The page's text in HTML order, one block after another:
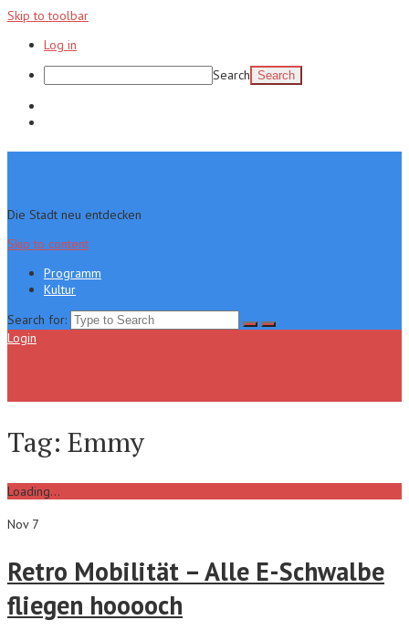
Skip to toolbar
Log in
Search
Die Stadt neu entdecken
Skip to content
Programm
Kultur
Search for:
Login
Tag: Emmy
Loading...
Nov 7
Retro Mobilität – Alle E-Schwalbe
fliegen hooooch